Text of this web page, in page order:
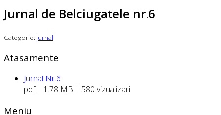
Jurnal de Belciugatele nr.6
Categorie: Jurnal
Atasamente
Jurnal Nr.6
pdf | 1.78 MB | 580 vizualizari
Meniu